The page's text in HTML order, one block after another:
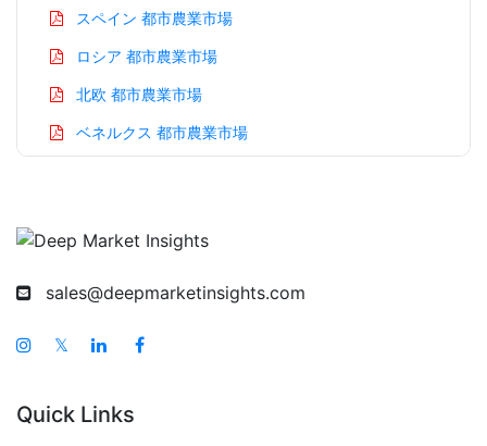
スペイン 都市農業市場
ロシア 都市農業市場
北欧 都市農業市場
ベネルクス 都市農業市場
インド 都市農業市場
日本 都市農業市場
sales@deepmarketinsights.com
𝕏
Quick Links